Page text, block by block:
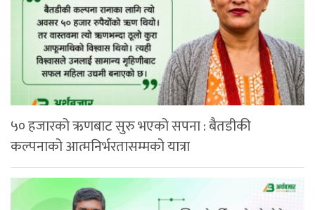
५० हजारको ऋणबाट सुरु भएको सपना : बैतडीकी
कल्पनाको आत्मनिर्भरतासम्मको यात्रा